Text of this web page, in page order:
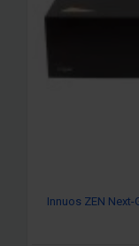
Innuos ZEN